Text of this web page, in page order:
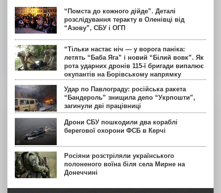
“Помста до кожного дійде”. Деталі
розслідування теракту в Оленівці від
“Азову”, СБУ і ОГП
“Тільки настає ніч — у ворога паніка:
летять “Баба Яга” і новий “Білий вовк”. Як
рота ударних дронів 115-ї бригади випалює
окупантів на Борівському напрямку
Удар по Павлограду: російська ракета
“Бандероль” знищила депо “Укрпошти”,
загинули дві працівниці
Дрони СБУ пошкодили два кораблі
берегової охорони ФСБ в Керчі
Росіяни розстріляли українського
полоненого воїна біля села Мирне на
Донеччині